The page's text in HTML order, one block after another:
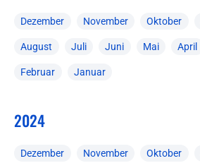
Dezember November Oktober
August Juli Juni Mai April
Februar Januar
2024
Dezember November Oktober